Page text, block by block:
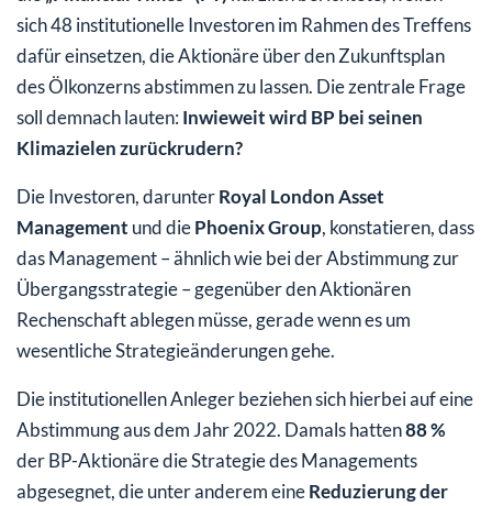
sich 48 institutionelle Investoren im Rahmen des Treffens
dafür einsetzen, die Aktionäre über den Zukunftsplan
des Ölkonzerns abstimmen zu lassen. Die zentrale Frage
soll demnach lauten: Inwieweit wird BP bei seinen
Klimazielen zurückrudern?
Die Investoren, darunterRoyal London Asset
Management und diePhoenix Group, konstatieren, dass
das Management – ähnlich wie bei der Abstimmung zur
Übergangsstrategie – gegenüber den Aktionären
Rechenschaft ablegen müsse, gerade wenn es um
wesentliche Strategieänderungen gehe.
Die institutionellen Anleger beziehen sich hierbei auf eine
Abstimmung aus dem Jahr 2022. Damals hatten88 %
der BP-Aktionäre die Strategie des Managements
abgesegnet, die unter anderem eineReduzierung der